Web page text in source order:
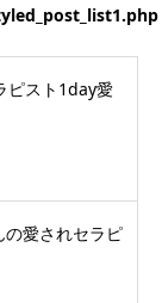
ピスト1day愛
の愛されセラピ